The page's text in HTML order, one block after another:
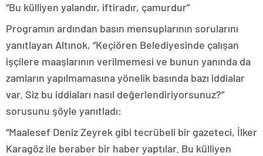
“Bu külliyen yalandır, iftiradır, çamurdur”
Programın ardından basın mensuplarının sorularını
yanıtlayan Altınok, “Keçiören Belediyesinde çalışan
işçilere maaşlarının verilmemesi ve bunun yanında da
zamların yapılmamasına yönelik basında bazı iddialar
var. Siz bu iddiaları nasıl değerlendiriyorsunuz?”
sorusunu şöyle yanıtladı:
“Maalesef Deniz Zeyrek gibi tecrübeli bir gazeteci, İlker
Karagöz ile beraber bir haber yaptılar. Bu külliyen